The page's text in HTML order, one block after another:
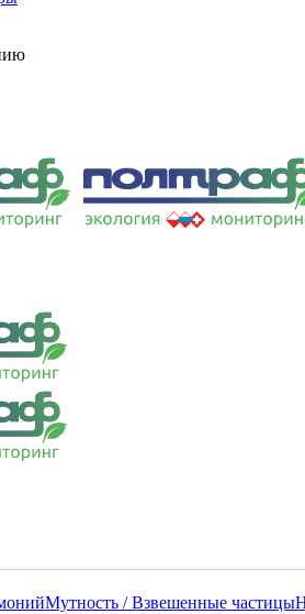
Мутность / Взвешенные частицы